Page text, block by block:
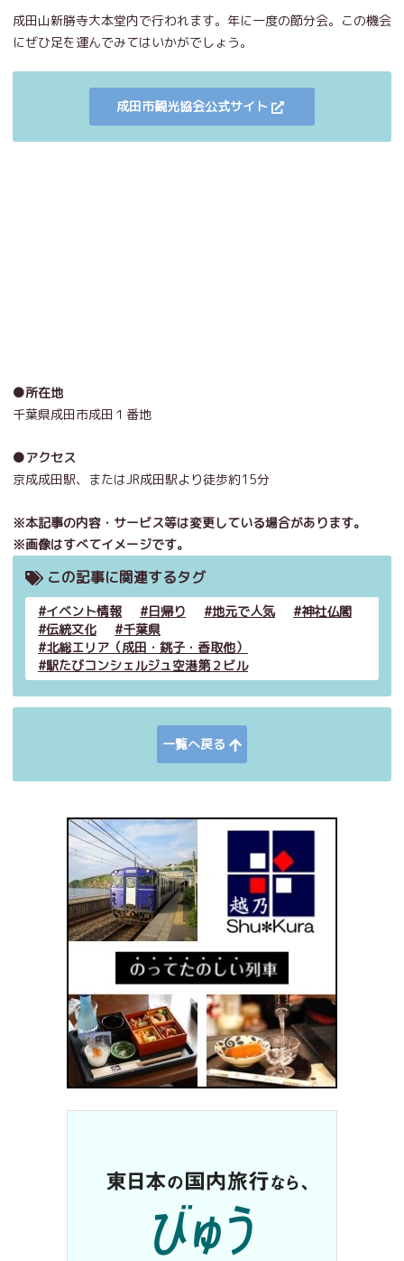
成田山新勝寺大本堂内で行われます。年に一度の節分会。この機会
にぜひ足を運んでみてはいかがでしょう。
成田市観光協会公式サイト
●所在地
千葉県成田市成田１番地
●アクセス
京成成田駅、
またはJR成田駅より徒歩約15分
※本記事の内容・サービス等は変更している場合があります。
※画像はすべてイメージです。
この記事に関連するタグ
イベント情報 日帰り 地元で人気
神社仏閣
伝統文化
千葉県
北総エリア（成田・銚子・香取他）
駅たびコンシェルジュ空港第２ビル
一覧へ戻る